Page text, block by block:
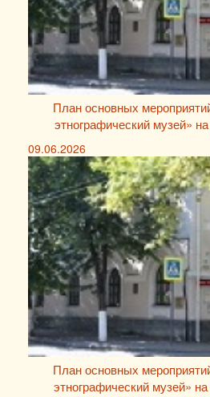
План основных
этнографический музей»
09.06.2026
План основных
этнографический музей»